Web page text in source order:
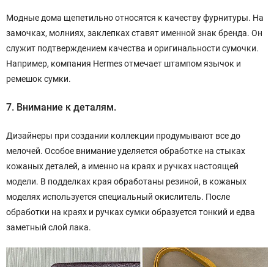
Модные дома щепетильно относятся к качеству фурнитуры. На
замочках, молниях, заклепках ставят именной знак бренда. Он
служит подтверждением качества и оригинальности сумочки.
Например, компания Hermes отмечает штампом язычок и
ремешок сумки.
7. Внимание к деталям.
Дизайнеры при создании коллекции продумывают все до
мелочей. Особое внимание уделяется обработке на стыках
кожаных деталей, а именно на краях и ручках настоящей
модели. В подделках края обработаны резиной, в кожаных
моделях используется специальный окислитель. После
обработки на краях и ручках сумки образуется тонкий и едва
заметный слой лака.